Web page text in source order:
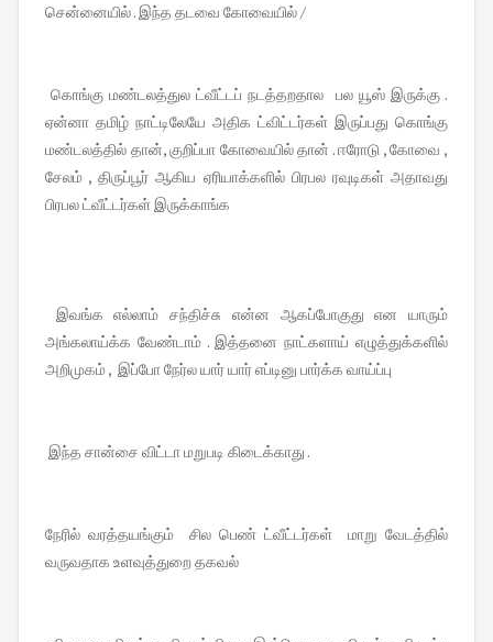
சென்னையில் . இந்த தடவை கோவையில் /
கொங்கு மண்டலத்துல ட்வீட்டப் நடத்தறதால பல யூஸ் இருக்கு .
ஏன்னா தமிழ் நாட்டிலேயே அதிக ட்விட்டர்கள் இருப்பது கொங்கு
மண்டலத்தில் தான், குறிப்பா கோவையில் தான் . ஈரோடு , கோவை ,
சேலம் , திருப்பூர் ஆகிய ஏரியாக்களில் பிரபல ரவுடிகள் அதாவது
பிரபல ட்வீட்டர்கள் இருக்காங்க
இவங்க எல்லாம் சந்திச்சு என்ன ஆகப்போகுது என யாரும்
அங்கலாய்க்க வேண்டாம் . இத்தனை நாட்களாய் எழுத்துக்களில்
அறிமுகம் , இப்போ நேர்ல யார் யார் எப்டினு பார்க்க வாய்ப்பு
இந்த சான்சை விட்டா மறுபடி கிடைக்காது .
நேரில் வரத்தயங்கும் சில பெண் ட்வீட்டர்கள் மாறு வேடத்தில்
வருவதாக உளவுத்துறை தகவல்